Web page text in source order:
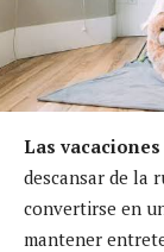
Las
descansar de la
convertirse en
mantener